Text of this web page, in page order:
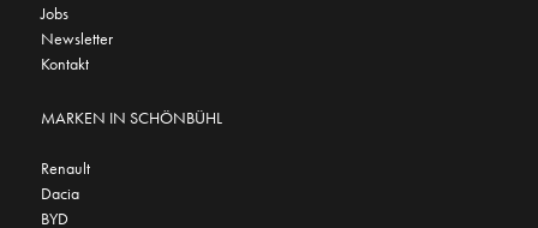
Jobs
Newsletter
Kontakt
MARKEN IN SCHÖNBÜHL
Renault
Dacia
BYD